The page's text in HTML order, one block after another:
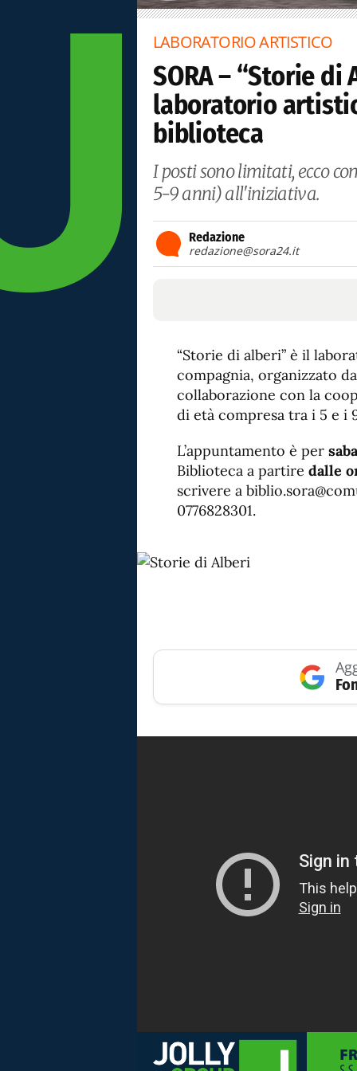
LABORATORIO ARTISTICO
SORA – “Storie
laboratorio
biblioteca
I posti sono limitati, ecco
5-9 anni) all'iniziativa.
Redazione
redazione@sora24.it
“Storie di alberi” è il
compagnia, organizzato
collaborazione con la
di età compresa tra i 5 e i
L’appuntamento è per
Biblioteca a partire dalle
scrivere a
0776828301.